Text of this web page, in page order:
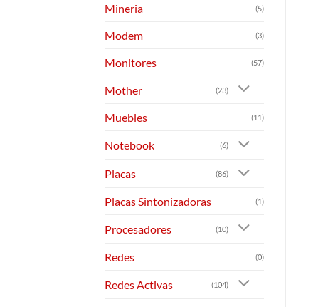
Mineria (5)
Modem (3)
Monitores (57)
Mother (23)
Muebles (11)
Notebook (6)
Placas (86)
Placas Sintonizadoras (1)
Procesadores (10)
Redes (0)
Redes Activas (104)